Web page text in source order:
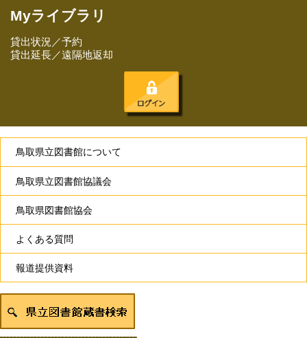
Myライブラリ
貸出状況／予約
貸出延長／遠隔地返却
鳥取県立図書館について
鳥取県立図書館協議会
鳥取県図書館協会
よくある質問
報道提供資料